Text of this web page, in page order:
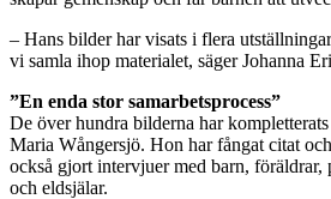
– Hans bilder har visats i flera
vi samla ihop materialet, säger Johanna
”En enda stor samarbetsprocess”
De över hundra bilderna har
Maria Wångersjö. Hon har fångat citat
också gjort intervjuer med barn, föräldrar,
och eldsjälar.